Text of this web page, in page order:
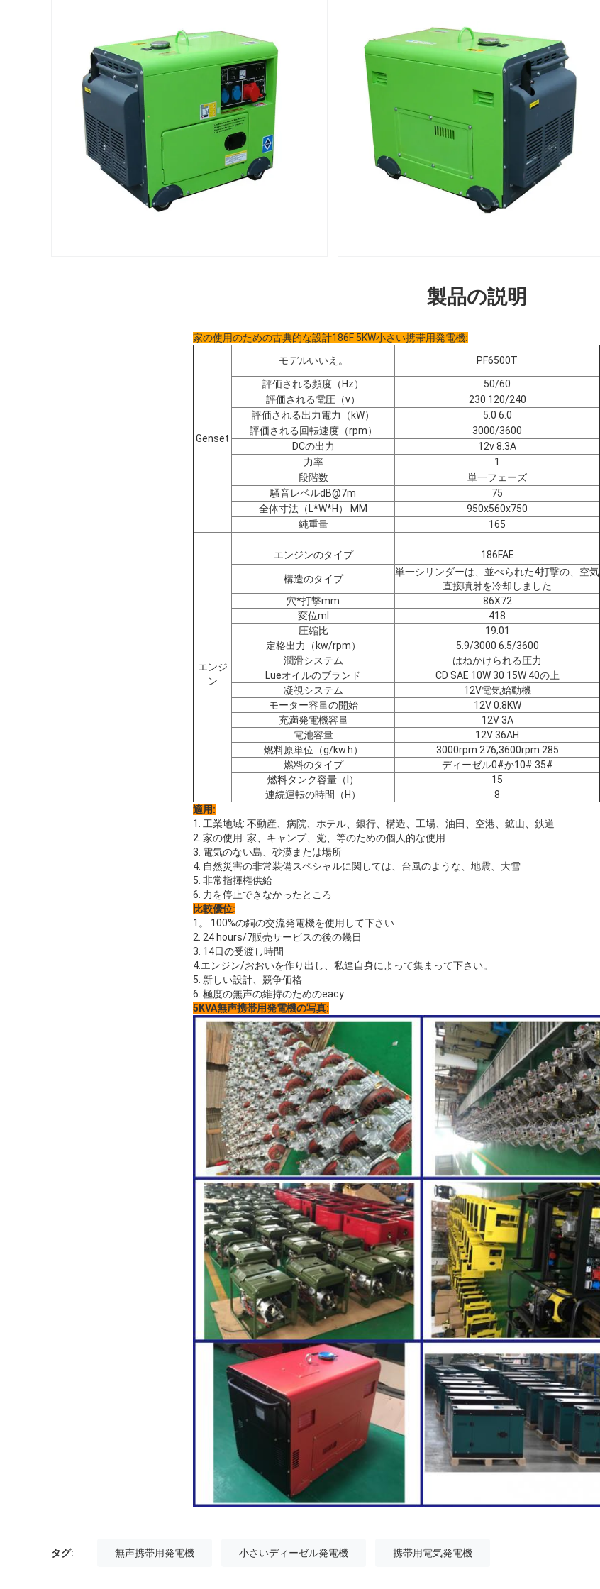
製品の説明
家の使用のための古典的な設計186F 5KW小さい携帯用発電機:
Genset
モデルいいえ。 PF6500T
評価される頻度（Hz）
50/60
評価される電圧（v）
230 120/240
評価される出力電力（kW）
5.0 6.0
評価される回転速度（rpm）
3000/3600
DCの出力
12v 8.3A
力率
1
段階数
単一フェーズ
騒音レベルdB@7m
75
全体寸法（L*W*H） MM
950x560x750
純重量
165
エンジ
ン
エンジンのタイプ 186FAE
構造のタイプ
単一シリンダーは、並べられた4打撃の、空気
直接噴射を冷却しました
穴*打撃mm
86X72
変位ml
418
圧縮比
19:01
定格出力（kw/rpm）
5.9/3000 6.5/3600
潤滑システム
はねかけられる圧力
Lueオイルのブランド
CD SAE 10W 30 15W 40の上
凝視システム
12V電気始動機
モーター容量の開始
12V 0.8KW
充満発電機容量
12V 3A
電池容量
12V 36AH
燃料原単位（g/kw.h）
3000rpm 276,3600rpm 285
燃料のタイプ
ディーゼル0#か10# 35#
燃料タンク容量（l）
15
連続運転の時間（H）
8
適用:
1. 工業地域: 不動産、病院、ホテル、銀行、構造、工場、油田、空港、鉱山、鉄道
2. 家の使用: 家、キャンプ、党、等のための個人的な使用
3. 電気のない島、砂漠または場所
4. 自然災害の非常装備スペシャルに関しては、台風のような、地震、大雪
5. 非常指揮権供給
6. 力を停止できなかったところ
比較優位:
1。 100%の銅の交流発電機を使用して下さい
2. 24 hours/7販売サービスの後の幾日
3. 14日の受渡し時間
4.エンジン/おおいを作り出し、私達自身によって集まって下さい。
5. 新しい設計、競争価格
6. 極度の無声の維持のためのeacy
5KVA無声携帯用発電機の写真:
タグ: 無声携帯用発電機 小さいディーゼル発電機 携帯用電気発電機